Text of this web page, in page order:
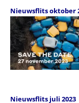
Nieuwsflits oktober
Nieuwsflits juli 2023